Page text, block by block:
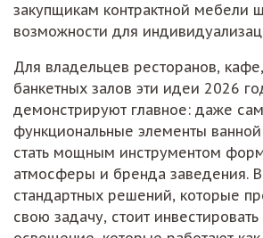
закупщикам контрактной мебели
возможности для
Для владельцев ресторанов,
банкетных залов эти идеи 2026
демонстрируют главное: даже
функциональные элементы
стать мощным инструментом
атмосферы и бренда заведения.
стандартных решений, которые
свою задачу, стоит